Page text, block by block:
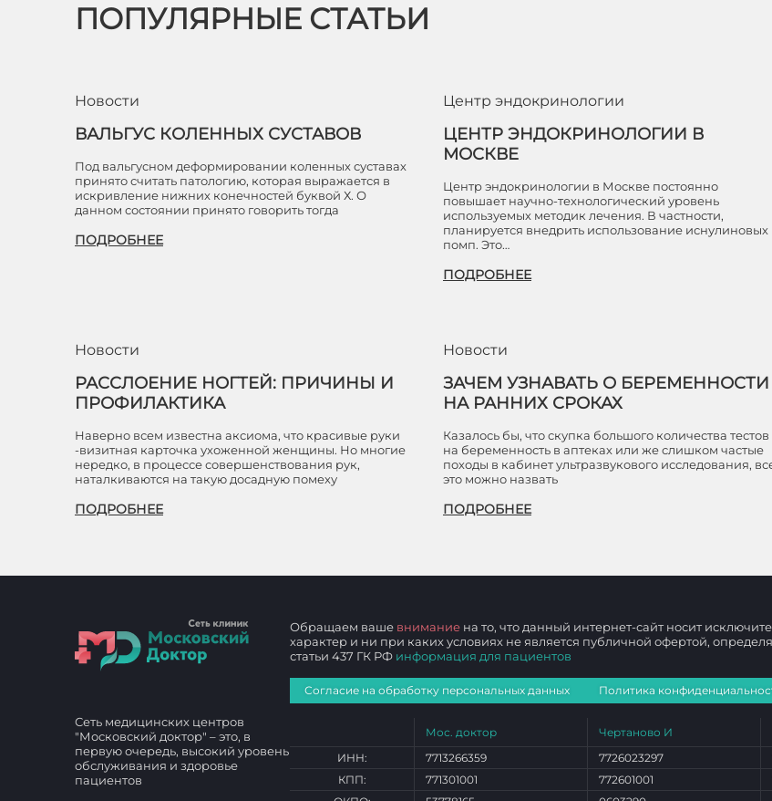
ПОПУЛЯРНЫЕ СТАТЬИ
Новости
ВАЛЬГУС КОЛЕННЫХ СУСТАВОВ
Под вальгусном деформировании коленных суставах
принято считать патологию, которая выражается в
искривление нижних конечностей буквой Х. О
данном состоянии принято говорить тогда
ПОДРОБНЕЕ
Центр эндокринологии
ЦЕНТР ЭНДОКРИНОЛОГИИ В
МОСКВЕ
Центр эндокринологии в Москве постоянно
повышает научно-технологический уровень
используемых методик лечения. В частности,
планируется внедрить использование иснулиновых
помп. Это…
ПОДРОБНЕЕ
Новости
РАССЛОЕНИЕ НОГТЕЙ: ПРИЧИНЫ И
ПРОФИЛАКТИКА
Наверно всем известна аксиома, что красивые руки
-визитная карточка ухоженной женщины. Но многие
нередко, в процессе совершенствования рук,
наталкиваются на такую досадную помеху
ПОДРОБНЕЕ
Новости
ЗАЧЕМ УЗНАВАТЬ О БЕРЕМЕННОСТИ
НА РАННИХ СРОКАХ
Казалось бы, что скупка большого количества тестов
на беременность в аптеках или же слишком частые
походы в кабинет ультразвукового исследования,
это можно назвать
ПОДРОБНЕЕ
Сеть медицинских центров
"Московский доктор" – это, в
первую очередь, высокий уровень
обслуживания и здоровье
пациентов
Обращаем ваше внимание на то, что данный интернет-сайт носит
характер и ни при каких условиях не является публичной офертой,
статьи 437 ГК РФ информация для пациентов
Согласие на обработку персональных данных Политика
ИНН:
КПП:
Мос. доктор
7713266359
771301001
Чертаново И
7726023297
772601001